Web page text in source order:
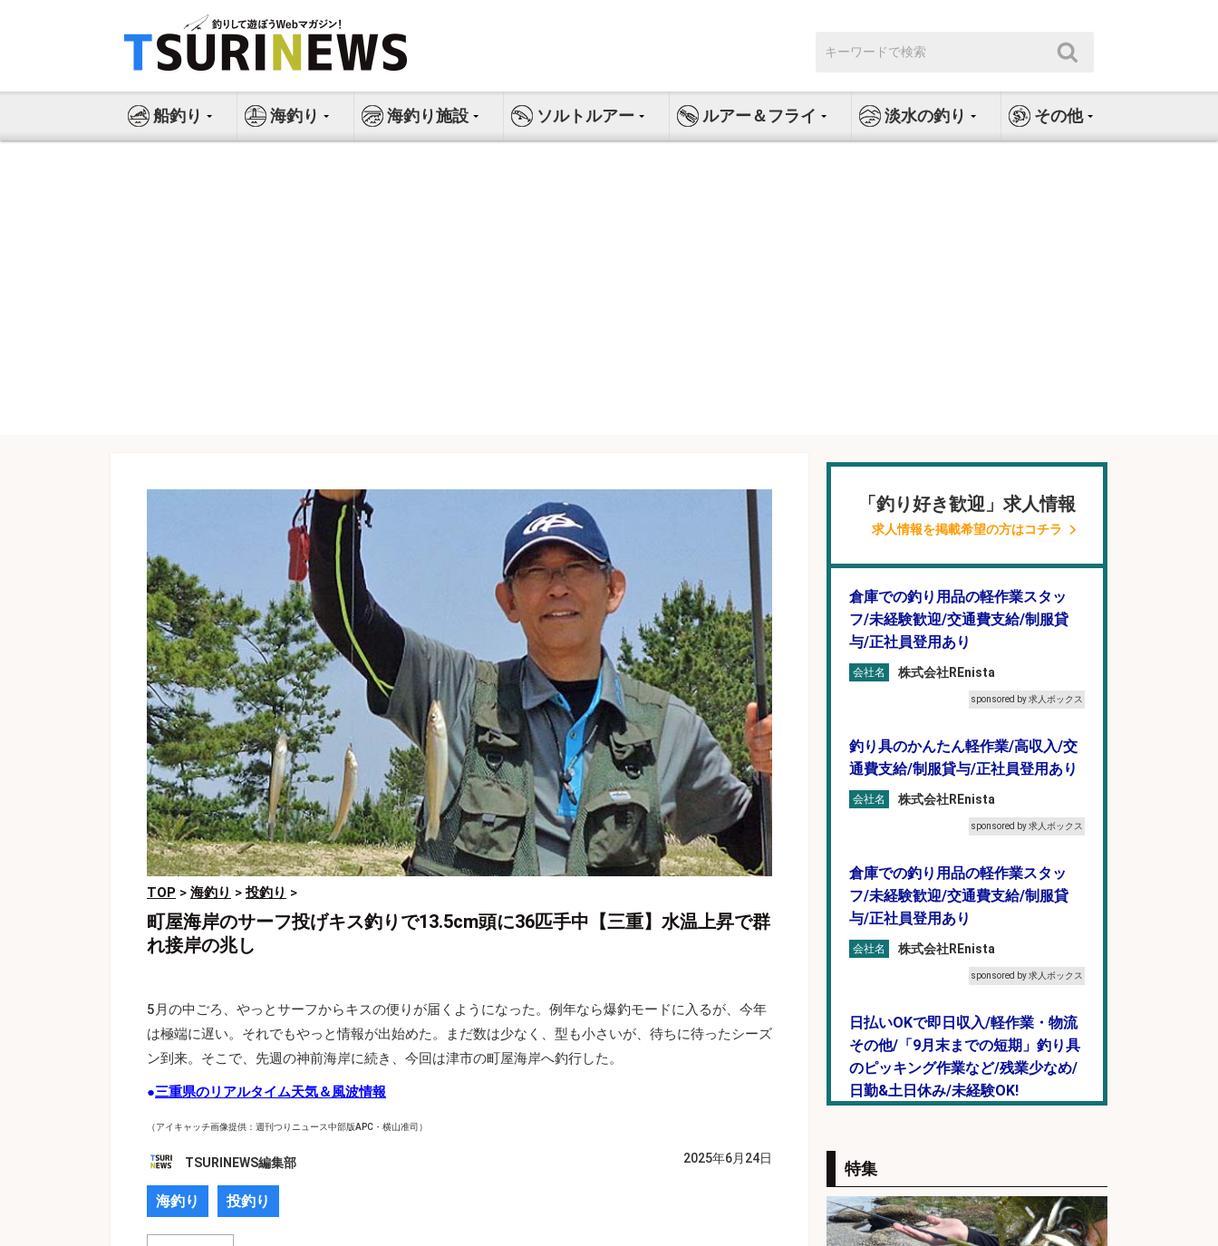
ス
索:
船釣り 海釣り 海釣り施設 ソルトルアー ルアー＆フライ 淡水の釣り その他
TOP > 海釣り > 投釣り >
町屋海岸のサーフ投げキス釣りで13.5cm頭に36匹手中【三重】水温上昇で群
れ接岸の兆し
5月の中ごろ、やっとサーフからキスの便りが届くようになった。例年なら爆釣モードに入るが、今年
は極端に遅い。それでもやっと情報が出始めた。まだ数は少なく、型も小さいが、待ちに待ったシーズ
ン到来。そこで、先週の神前海岸に続き、今回は津市の町屋海岸へ釣行した。
●三重県のリアルタイム天気＆風波情報
（アイキャッチ画像提供：週刊つりニュース中部版APC・横山准司）
TSURINEWS編集部 2025年6月24日
海釣り 投釣り
「釣り好き歓迎」求人情報
求人情報を掲載希望の方はコチラ
倉庫での釣り用品の軽作業スタッ
フ/未経験歓迎/交通費支給/制服貸
与/正社員登用あり
会社名 株式会社REnista
sponsored by 求人ボックス
釣り具のかんたん軽作業/高収入/交
通費支給/制服貸与/正社員登用あり
会社名 株式会社REnista
sponsored by 求人ボックス
倉庫での釣り用品の軽作業スタッ
フ/未経験歓迎/交通費支給/制服貸
与/正社員登用あり
会社名 株式会社REnista
sponsored by 求人ボックス
日払いOKで即日収入/軽作業・物流
その他/「9月末までの短期」釣り具
のピッキング作業など/残業少なめ/
日勤&土日休み/未経験OK!
仕分け・シール貼り/釣り具などの
出荷作業/兵庫県/神戸市北区
特集